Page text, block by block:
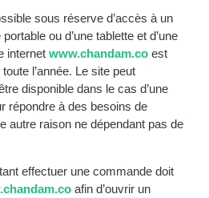
sous réserve d’accès à un
ou d’une tablette et d’une
internetwww.chandam.co est
l’année. Le site peut
disponible dans le cas d’une
répondre à des besoins de
autre raison ne dépendant pas de
effectuer une commande doit
afin d’ouvrir un